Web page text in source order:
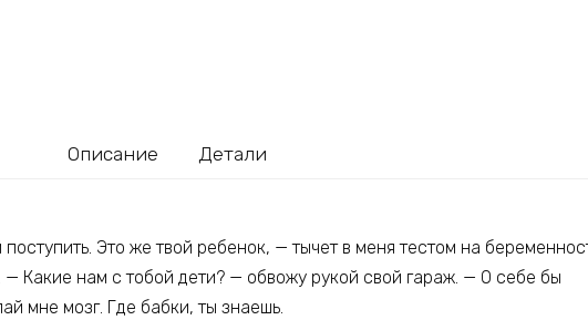
Описание Детали
Это же твой ребенок, — тычет в меня тестом на
Какие нам с тобой дети? — обвожу рукой свой гараж. — О себе бы
мне мозг. Где бабки, ты знаешь.